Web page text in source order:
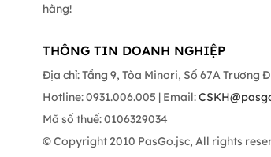
hàng!
THÔNG TIN DOANH NGHIỆP
Địa chỉ: Tầng 9, Tòa Minori, Số 67A Trương
Hotline: 0931.006.005 | Email:
Mã số thuế: 0106329034
© Copyright 2010 PasGo.jsc, All rights